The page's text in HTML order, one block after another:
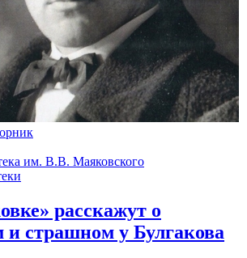
им. В.В. Маяковского
расскажут о
страшном у Булгакова